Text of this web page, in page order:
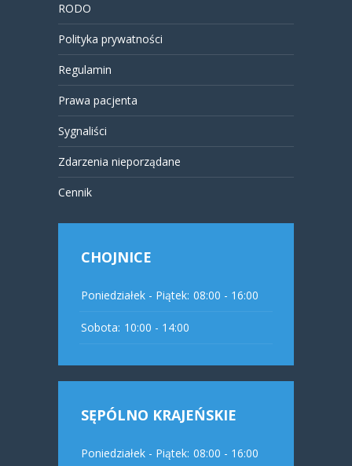
RODO
Polityka prywatności
Regulamin
Prawa pacjenta
Sygnaliści
Zdarzenia nieporządane
Cennik
CHOJNICE
Poniedziałek - Piątek: 08:00 - 16:00
Sobota: 10:00 - 14:00
SĘPÓLNO KRAJEŃSKIE
Poniedziałek - Piątek: 08:00 - 16:00